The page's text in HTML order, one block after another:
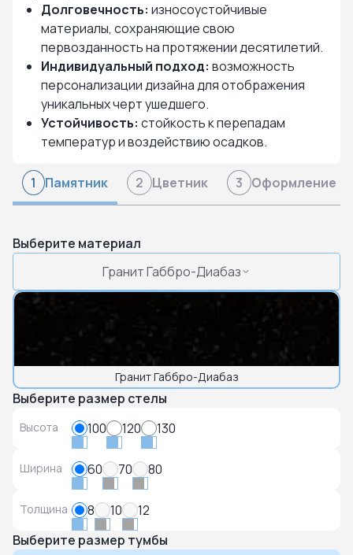
Долговечность: износоустойчивые
материалы, сохраняющие свою
первозданность на протяжении десятилетий.
Индивидуальный подход: возможность
персонализации дизайна для отображения
уникальных черт ушедшего.
Устойчивость: стойкость к перепадам
температур и воздействию осадков.
1 Памятник 2 Цветник 3 Оформление
Выберите материал
Гранит Габбро-Диабаз
Гранит Габбро-Диабаз
Выберите размер стелы
Высота 100 120 130
Ширина 60 70 80
Толщина 8 10
12
Выберите размер тумбы